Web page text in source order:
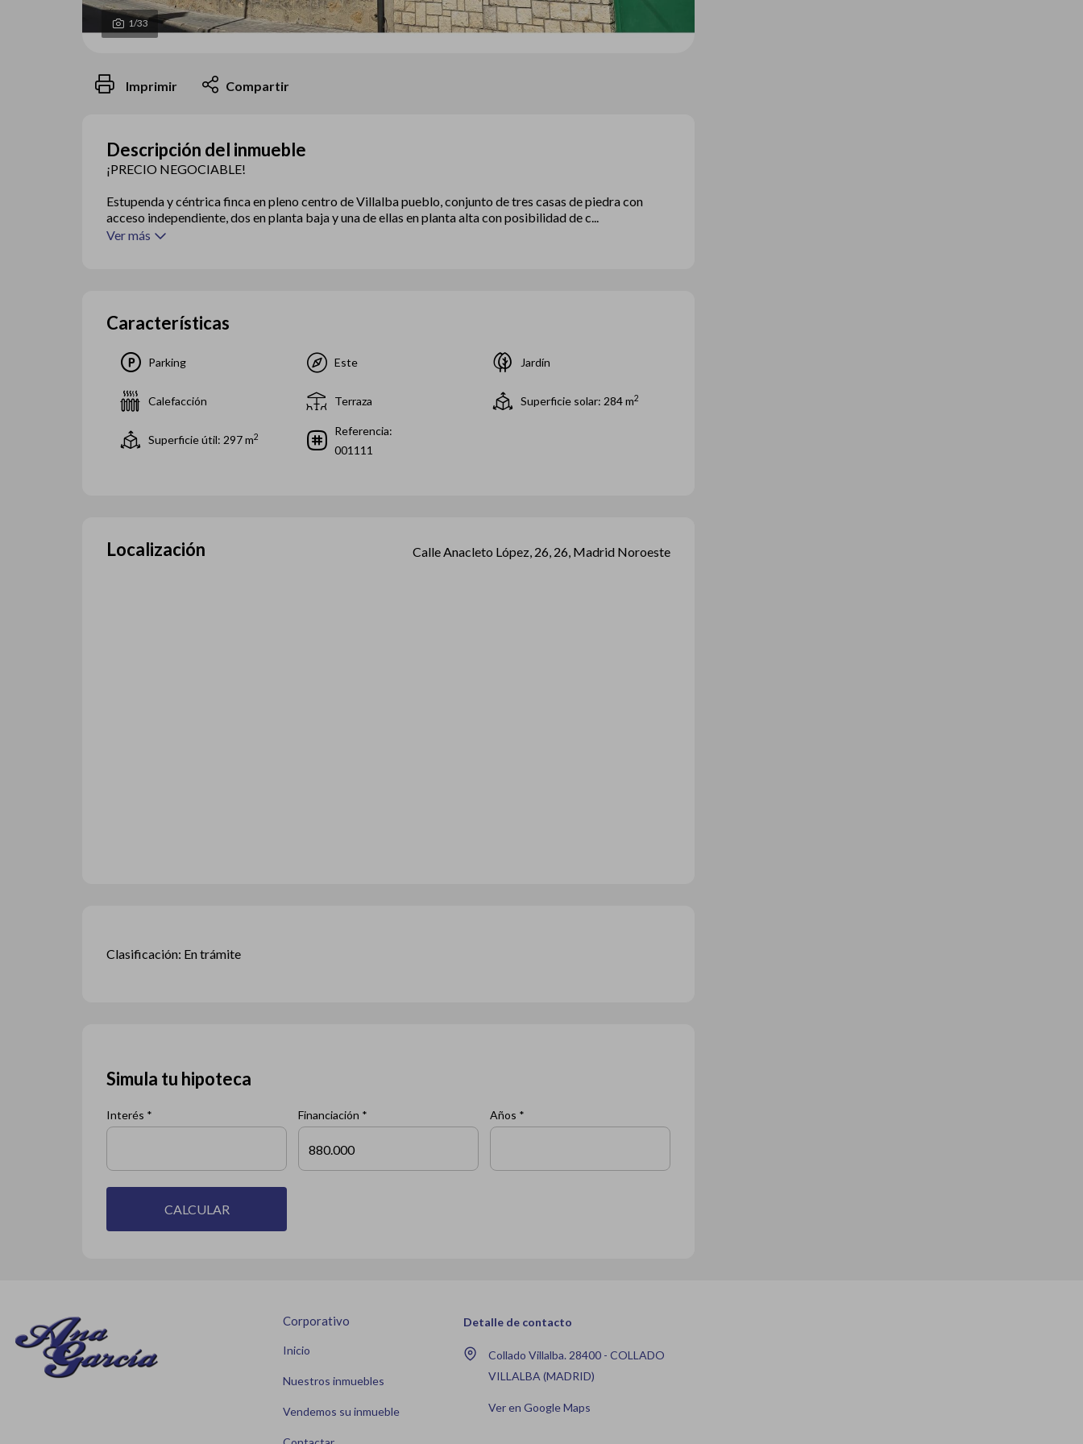
1/33
Imprimir Compartir
Descripción del inmueble
¡PRECIO NEGOCIABLE!
Estupenda y céntrica finca en pleno centro de Villalba pueblo, conjunto de tres casas de piedra con
acceso independiente, dos en planta baja y una de ellas en planta alta con posibilidad de c...
Ver más
Características
Parking Este Jardín
Calefacción Terraza Superficie solar: 284m2
Superficie útil: 297m2
Referencia:
001111
Localización Calle Anacleto López, 26, 26, Madrid Noroeste
Clasificación: En trámite
Simula tu hipoteca
Interés * Financiación * Años *
CALCULAR
Corporativo
Inicio
Nuestros inmuebles
Vendemos su inmueble
Detalle de contacto
Collado Villalba. 28400 - COLLADO
VILLALBA (MADRID)
Ver en Google Maps